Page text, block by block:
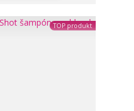
TOP produkt